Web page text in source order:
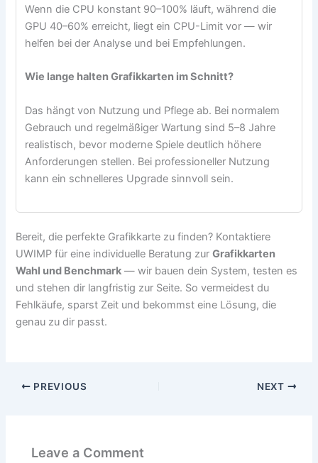
Wenn die CPU konstant 90–100% läuft, während die
GPU 40–60% erreicht, liegt ein CPU-Limit vor — wir
helfen bei der Analyse und bei Empfehlungen.
Wie lange halten Grafikkarten im Schnitt?
Das hängt von Nutzung und Pflege ab. Bei normalem
Gebrauch und regelmäßiger Wartung sind 5–8 Jahre
realistisch, bevor moderne Spiele deutlich höhere
Anforderungen stellen. Bei professioneller Nutzung
kann ein schnelleres Upgrade sinnvoll sein.
Bereit, die perfekte Grafikkarte zu finden? Kontaktiere
UWIMP für eine individuelle Beratung zurGrafikkarten
Wahl und Benchmark — wir bauen dein System, testen es
und stehen dir langfristig zur Seite. So vermeidest du
Fehlkäufe, sparst Zeit und bekommst eine Lösung, die
genau zu dir passt.
PREVIOUS NEXT
Leave a Comment